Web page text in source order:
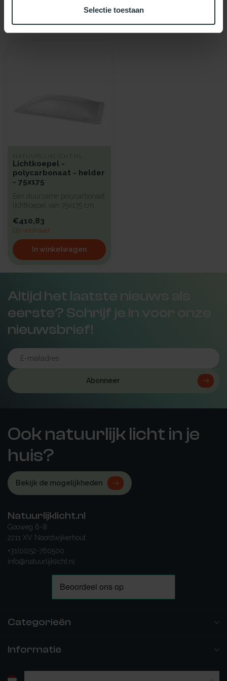
Selectie toestaan
Recent bekeken
NATUURLIJKLICHT.NL
Lichtkoepel -
polycarbonaat - helder
- 75x175
Een duurzame polycarbonaat
lichtkoepel van 75x175 cm
€410,83
Op voorraad
In winkelwagen
Altijd het laatste nieuws als
eerste? Schrijf je in voor onze
nieuwsbrief!
Abonneer
Ook natuurlijk licht in je
huis?
Bekijk de mogelijkheden
Natuurlijklicht.nl
Gooweg 6-8
2211 XV Noordwijkerhout
+31(0)252-760500
info@natuurlijklicht.nl
Categorieën
Informatie